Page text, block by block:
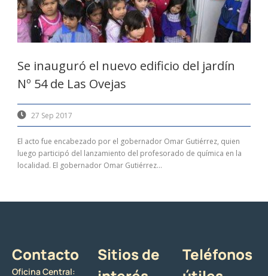
Se inauguró el nuevo edificio del jardín
Nº 54 de Las Ovejas
27 Sep 2017
El acto fue encabezado por el gobernador Omar Gutiérrez, quien
luego participó del lanzamiento del profesorado de química en la
localidad. El gobernador Omar Gutiérrez...
Contacto
Oficina Central:
Sitios de
Teléfonos